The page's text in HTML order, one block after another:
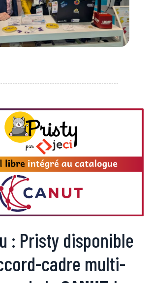
: Pristy disponible
cadre multi-